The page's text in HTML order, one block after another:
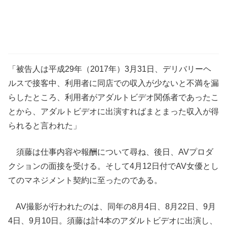
「被告人は平成29年（2017年）3月31日、デリバリーヘ
ルスで接客中、利用者に同店での収入が少ないと不満を漏
らしたところ、利用者がアダルトビデオ関係者であったこ
とから、アダルトビデオに出演すればまとまった収入が得
られると言われた」
須藤は仕事内容や報酬について尋ね、後日、AVプロダ
クションの面接を受ける。そして4月12日付でAV女優とし
てのマネジメント契約に至ったのである。
AV撮影が行われたのは、同年の8月4日、8月22日、9月
4日、9月10日。須藤は計4本のアダルトビデオに出演し、